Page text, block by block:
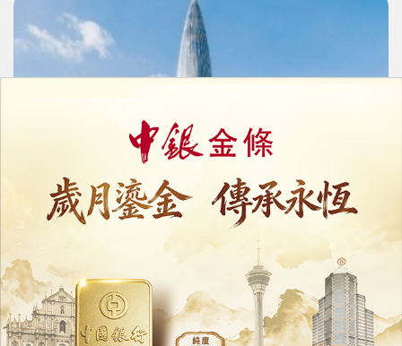
深圳百億產業基金落地
20/07/2026 16282